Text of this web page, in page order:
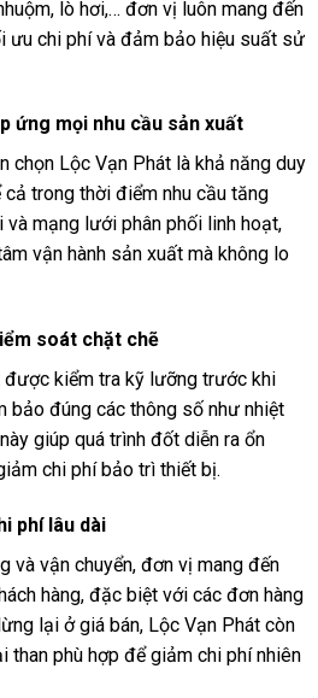
lò hơi,… đơn vị luôn mang đến
ưu chi phí và đảm bảo hiệu suất sử
ứng mọi nhu cầu sản xuất
chọn Lộc Vạn Phát là khả năng duy
trong thời điểm nhu cầu tăng
và mạng lưới phân phối linh hoạt,
vận hành sản xuất mà không lo
soát chặt chẽ
được kiểm tra kỹ lưỡng trước khi
bảo đúng các thông số như nhiệt
giúp quá trình đốt diễn ra ổn
chi phí bảo trì thiết bị.
phí lâu dài
và vận chuyển, đơn vị mang đến
hàng, đặc biệt với các đơn hàng
lại ở giá bán, Lộc Vạn Phát còn
than phù hợp để giảm chi phí nhiên